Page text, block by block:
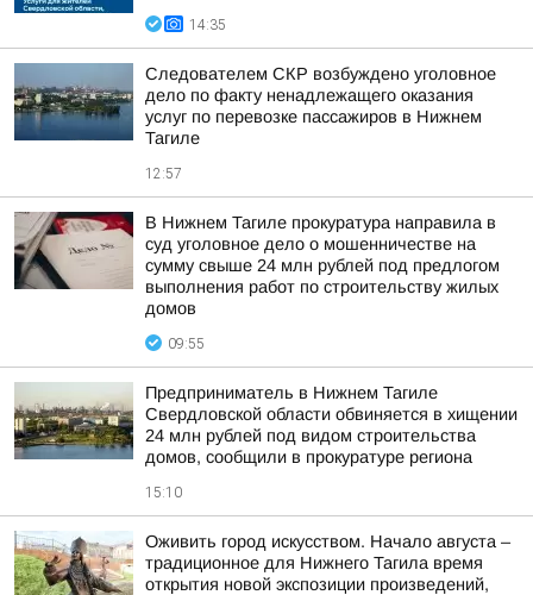
14:35
Следователем СКР возбуждено уголовное
дело по факту ненадлежащего оказания
услуг по перевозке пассажиров в Нижнем
Тагиле
12:57
В Нижнем Тагиле прокуратура направила в
суд уголовное дело о мошенничестве на
сумму свыше 24 млн рублей под предлогом
выполнения работ по строительству жилых
домов
09:55
Предприниматель в Нижнем Тагиле
Свердловской области обвиняется в хищении
24 млн рублей под видом строительства
домов, сообщили в прокуратуре региона
15:10
Оживить город искусством. Начало августа –
традиционное для Нижнего Тагила время
открытия новой экспозиции произведений,